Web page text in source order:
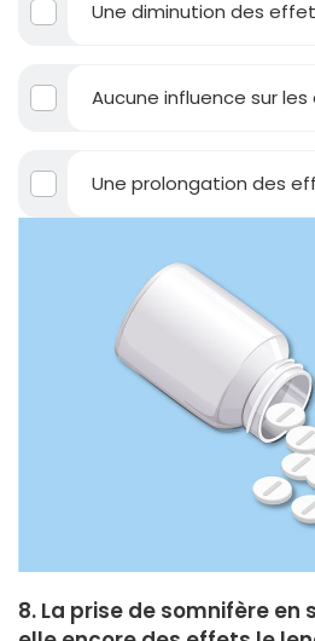
Une diminution des
Aucune influence sur
Une prolongation des
8. La prise de somnifère